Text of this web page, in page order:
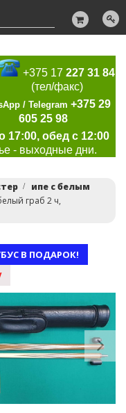
+375 17227 31 84
(тел/факс)
/ Telegram +375 29
605 25 98
17:00, обед с 12:00
- выходные дни.
ипе с белым
граб 2 ч,
В ПОДАРОК!